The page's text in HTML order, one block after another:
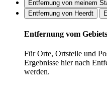
Entfernung von meinem
Entfernung von Heerdt
Entfernung vom
Für Orte, Ortsteile und
Ergebnisse hier nach
werden.